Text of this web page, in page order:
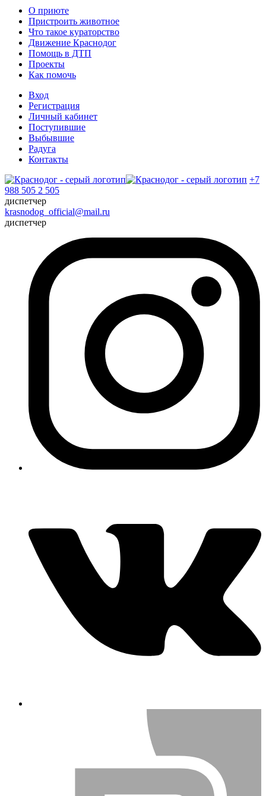
О приюте
Пристроить животное
Что такое кураторство
Движение Краснодог
Помощь в ДТП
Проекты
Как помочь
Вход
Регистрация
Личный кабинет
Поступившие
Выбывшие
Радуга
Контакты
+7
988 505 2 505
диспетчер
krasnodog_official@mail.ru
диспетчер